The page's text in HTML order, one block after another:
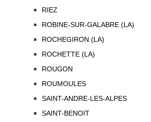
RIEZ
ROBINE-SUR-GALABRE (LA)
ROCHEGIRON (LA)
ROCHETTE (LA)
ROUGON
ROUMOULES
SAINT-ANDRE-LES-ALPES
SAINT-BENOIT